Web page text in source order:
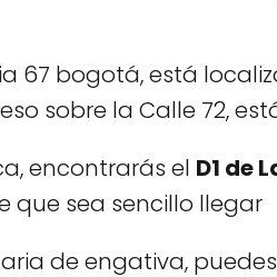
67 bogotá, está
sobre la Calle 72,
encontrarás el D1 de
que sea sencillo llegar
de engativa,